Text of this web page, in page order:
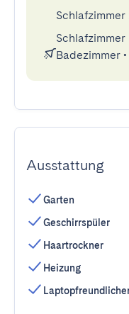
Schlafzimmer
Schlafzimmer
Badezimmer •
Ausstattung
Garten
Geschirrspüler
Haartrockner
Heizung